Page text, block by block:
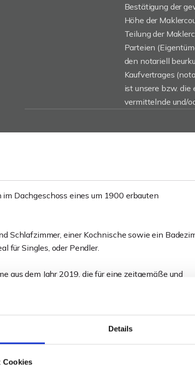
Details
Cookies
Bestätigung der
Höhe der
Teilung der
Parteien
den notariell
Kaufvertrages
ist unsere bzw.
vermittelnde und/
Dachgeschoss eines um 1900 erbauten
Schlafzimmer, einer Kochnische sowie ein
für Singles, oder Pendler.
aus dem Jahr 2019, die für eine zeitgemäße und
Exposé!